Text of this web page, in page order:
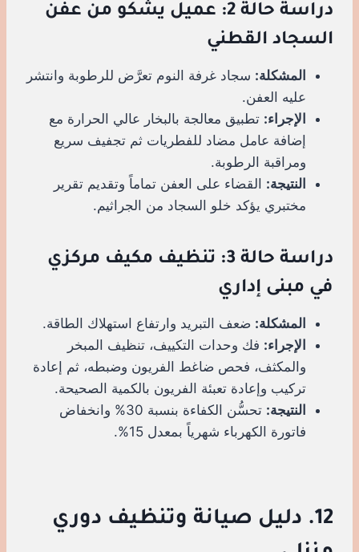
دراسة حالة 2: عميل يشكو من عفن
السجاد القطني
المشكلة: سجاد غرفة النوم تعرَّض للرطوبة وانتشر
عليه العفن.
الإجراء: تطبيق معالجة بالبخار عالي الحرارة مع
إضافة عامل مضاد للفطريات ثم تجفيف سريع
ومراقبة الرطوبة.
النتيجة: القضاء على العفن تماماً وتقديم تقرير
مختبري يؤكد خلو السجاد من الجراثيم.
دراسة حالة 3: تنظيف مكيف مركزي
في مبنى إداري
المشكلة: ضعف التبريد وارتفاع استهلاك الطاقة.
الإجراء: فك وحدات التكييف، تنظيف المبخر
والمكثف، فحص ضاغط الفريون وضبطه، ثم إعادة
تركيب وإعادة تعبئة الفريون بالكمية الصحيحة.
النتيجة:
تحسُّن الكفاءة بنسبة 30% وانخفاض
فاتورة الكهرباء شهرياً بمعدل 15%.
12. دليل صيانة وتنظيف دوري